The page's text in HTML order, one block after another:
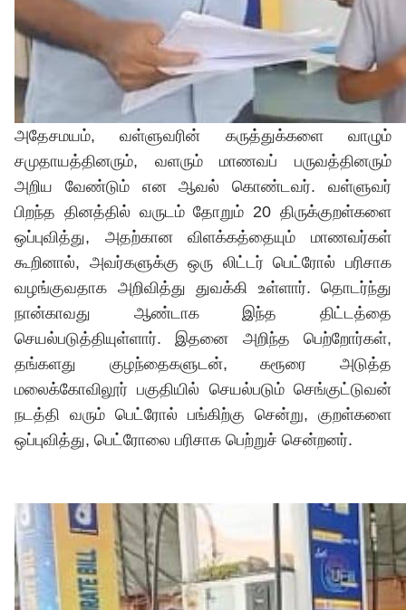
அதேசமயம், வள்ளுவரின் கருத்துக்களை வாழும்
சமுதாயத்தினரும், வளரும் மாணவப் பருவத்தினரும்
அறிய வேண்டும் என ஆவல் கொண்டவர். வள்ளுவர்
பிறந்த தினத்தில் வருடம் தோறும் 20 திருக்குறள்களை
ஒப்புவித்து, அதற்கான விளக்கத்தையும் மாணவர்கள்
கூறினால், அவர்களுக்கு ஒரு லிட்டர் பெட்ரோல் பரிசாக
வழங்குவதாக அறிவித்து துவக்கி உள்ளார். தொடர்ந்து
நான்காவது ஆண்டாக இந்த திட்டத்தை
செயல்படுத்தியுள்ளார். இதனை அறிந்த பெற்றோர்கள்,
தங்களது குழந்தைகளுடன், கரூரை அடுத்த
மலைக்கோவிலூர் பகுதியில் செயல்படும் செங்குட்டுவன்
நடத்தி வரும் பெட்ரோல் பங்கிற்கு சென்று, குறள்களை
ஒப்புவித்து, பெட்ரோலை பரிசாக பெற்றுச் சென்றனர்.